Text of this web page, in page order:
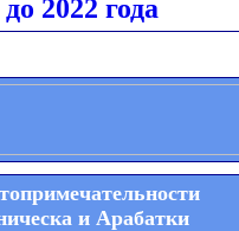
до 2022 года
и Арабатки